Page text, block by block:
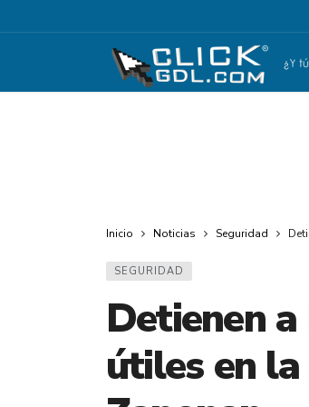
Inicio Noticias Seguridad
SEGURIDAD
Detienen
útiles en